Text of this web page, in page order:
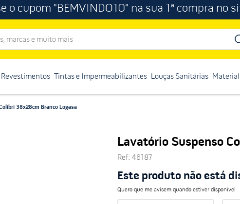
o cupom "BEMVINDO10" na sua 1ª compra no
e muito mais
Revestimentos Tintas e Impermeabilizantes Louças Sanitárias
38x28cm Branco Logasa
Lavatório Suspenso
Ref: 46187
Este produto não está
Quero que me avisem quando estiver disponível